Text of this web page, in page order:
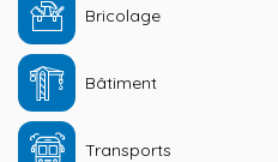
Bricolage
Bâtiment
Transports